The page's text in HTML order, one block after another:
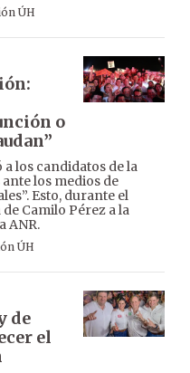
ÚH
o
los candidatos de la
los medios de
Esto, durante el
Camilo Pérez a la
ANR.
ÚH
de
el